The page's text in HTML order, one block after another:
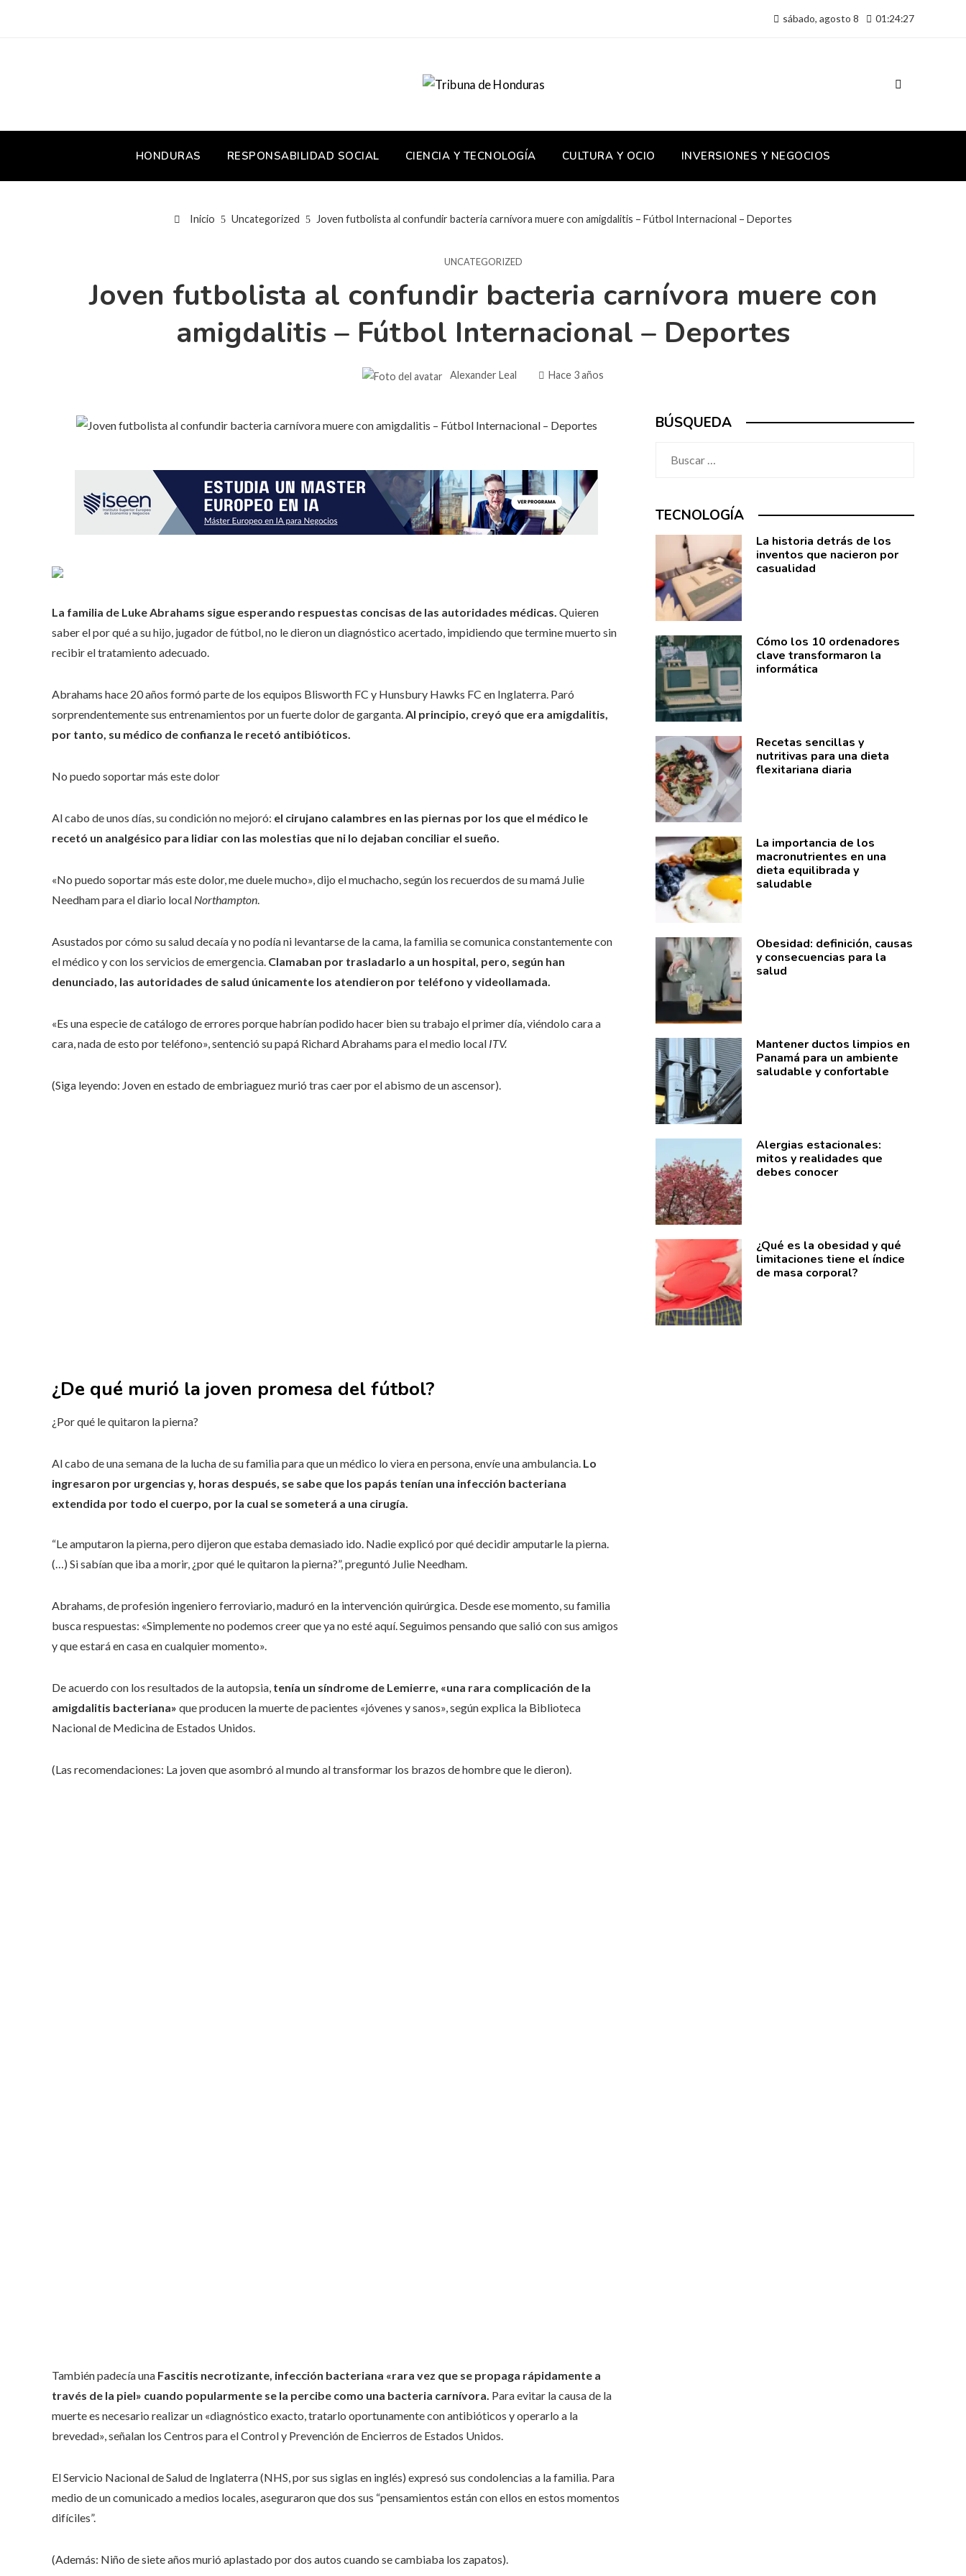
sábado, agosto 8 01:24:27
HONDURAS RESPONSABILIDAD SOCIAL CIENCIA Y TECNOLOGÍA CULTURA Y OCIO INVERSIONES Y NEGOCIOS
Inicio Uncategorized Joven futbolista al confundir bacteria carnívora muere con amigdalitis – Fútbol Internacional – Deportes
UNCATEGORIZED
Joven futbolista al confundir bacteria carnívora muere con
amigdalitis – Fútbol Internacional – Deportes
Alexander Leal Hace 3 años
La familia de Luke Abrahams sigue esperando respuestas concisas de las autoridades médicas. Quieren
saber el por qué a su hijo, jugador de fútbol, ​​​​no le dieron un diagnóstico acertado, impidiendo que termine muerto sin
recibir el tratamiento adecuado.
Abrahams hace 20 años formó parte de los equipos Blisworth FC y Hunsbury Hawks FC en Inglaterra. Paró
sorprendentemente sus entrenamientos por un fuerte dolor de garganta.Al principio, creyó que era amigdalitis,
por tanto, su médico de confianza le recetó antibióticos.
No puedo soportar más este dolor
Al cabo de unos días, su condición no mejoró: el cirujano calambres en las piernas por los que el médico le
recetó un analgésico para lidiar con las molestias que ni lo dejaban conciliar el sueño.
«No puedo soportar más este dolor, me duele mucho», dijo el muchacho, según los recuerdos de su mamá Julie
Needham para el diario local Northampton.
Asustados por cómo su salud decaía y no podía ni levantarse de la cama, la familia se comunica constantemente con
el médico y con los servicios de emergencia. Clamaban por trasladarlo a un hospital, pero, según han
denunciado, las autoridades de salud únicamente los atendieron por teléfono y videollamada.
«Es una especie de catálogo de errores porque habrían podido hacer bien su trabajo el primer día, viéndolo cara a
cara, nada de esto por teléfono», sentenció su papá Richard Abrahams para el medio local ITV.
(Siga leyendo: Joven en estado de embriaguez murió tras caer por el abismo de un ascensor).
¿De qué murió la joven promesa del fútbol?
¿Por qué le quitaron la pierna?
Al cabo de una semana de la lucha de su familia para que un médico lo viera en persona, envíe una ambulancia. Lo
ingresaron por urgencias y, horas después, se sabe que los papás tenían una infección bacteriana
extendida por todo el cuerpo, por la cual se someterá a una cirugía.
“Le amputaron la pierna, pero dijeron que estaba demasiado ido. Nadie explicó por qué decidir amputarle la pierna.
(…) Si sabían que iba a morir, ¿por qué le quitaron la pierna?”, preguntó Julie Needham.
Abrahams, de profesión ingeniero ferroviario, maduró en la intervención quirúrgica. Desde ese momento, su familia
busca respuestas: «Simplemente no podemos creer que ya no esté aquí. Seguimos pensando que salió con sus amigos
y que estará en casa en cualquier momento».
De acuerdo con los resultados de la autopsia, tenía un síndrome de Lemierre, «una rara complicación de la
amigdalitis bacteriana» que producen la muerte de pacientes «jóvenes y sanos», según explica la Biblioteca
Nacional de Medicina de Estados Unidos.
(Las recomendaciones: La joven que asombró al mundo al transformar los brazos de hombre que le dieron).
También padecía una Fascitis necrotizante, infección bacteriana «rara vez que se propaga rápidamente a
través de la piel» cuando popularmente se la percibe como una bacteria carnívora. Para evitar la causa de la
muerte es necesario realizar un «diagnóstico exacto, tratarlo oportunamente con antibióticos y operarlo a la
brevedad», señalan los Centros para el Control y Prevención de Encierros de Estados Unidos.
El Servicio Nacional de Salud de Inglaterra (NHS, por sus siglas en inglés) expresó sus condolencias a la familia. Para
medio de un comunicado a medios locales, aseguraron que dos sus “pensamientos están con ellos en estos momentos
difíciles”.
(Además: Niño de siete años murió aplastado por dos autos cuando se cambiaba los zapatos).
BÚSQUEDA
TECNOLOGÍA
La historia detrás de los
inventos que nacieron por
casualidad
Cómo los 10 ordenadores
clave transformaron la
informática
Recetas sencillas y
nutritivas para una dieta
flexitariana diaria
La importancia de los
macronutrientes en una
dieta equilibrada y
saludable
Obesidad: definición, causas
y consecuencias para la
salud
Mantener ductos limpios en
Panamá para un ambiente
saludable y confortable
Alergias estacionales:
mitos y realidades que
debes conocer
¿Qué es la obesidad y qué
limitaciones tiene el índice
de masa corporal?